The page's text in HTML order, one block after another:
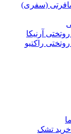
(سفری)
آرنیکا
راکتیو
خرید تشک